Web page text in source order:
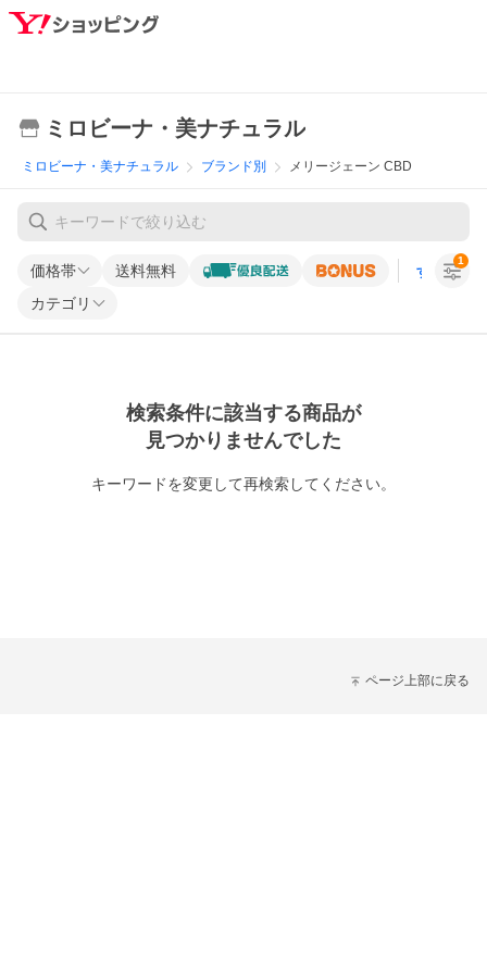
ミロビーナ・美ナチュラル
ミロビーナ・美ナチュラル ブランド別 メリージェーン CBD
価格帯 送料無料 すべての条
カテゴリ
1
検索条件に該当する商品が
見つかりませんでした
キーワードを変更して再検索してください。
ページ上部に戻る